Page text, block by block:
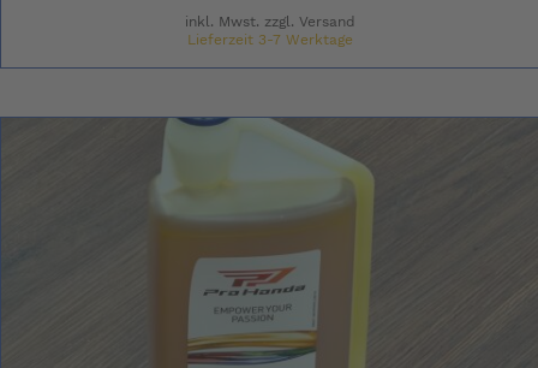
inkl. Mwst. zzgl. Versand
Lieferzeit 3-7 Werktage